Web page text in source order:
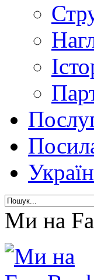
Ми на